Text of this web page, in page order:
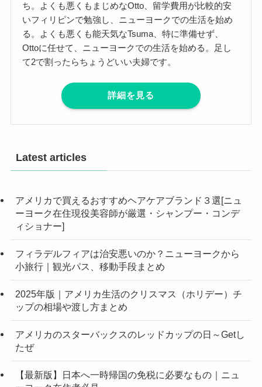
ち。よくも悪くもまじめなOtto、留学費用が比較的安
いフィリピンで勉強し、ニューヨークでの生活を始め
る。よくも悪くも能天気なTsuma、特に準備せず、
Ottoに任せて、ニューヨークでの生活を始める。足し
て2で割ったらちょうどいい夫婦です。
詳細を見る
Latest articles
アメリカで買えるおすすめヘアケアブランド３選[ニュ
ーヨーク在住現役美容師が厳選・シャンプー・コンデ
ィショナー]
フィラデルフィアは治安悪いのか？ニューヨークから
小旅行｜観光パス、移動手段まとめ
2025年版｜アメリカ生活のクリスマス（ホリデー）チ
ップの相場や渡し方まとめ
アメリカのスターバックスのレッドカップの日～Getし
たぜ
【最新版】日本へ一時帰国の免税に必要なもの｜ニュ